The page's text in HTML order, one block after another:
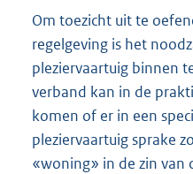
Om toezicht uit te
regelgeving is het
pleziervaartuig binnen
verband kan in de
komen of er in een
pleziervaartuig sprake
«woning» in de zin van